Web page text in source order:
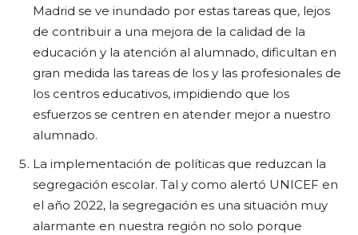
Madrid se ve inundado por estas tareas que, lejos
de contribuir a una mejora de la calidad de la
educación y la atención al alumnado, dificultan en
gran medida las tareas de los y las profesionales de
los centros educativos, impidiendo que los
esfuerzos se centren en atender mejor a nuestro
alumnado.
La implementación de políticas que reduzcan la
segregación escolar. Tal y como alertó UNICEF en
el año 2022, la segregación es una situación muy
alarmante en nuestra región no solo porque